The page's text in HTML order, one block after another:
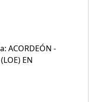
ACORDEÓN -
EN